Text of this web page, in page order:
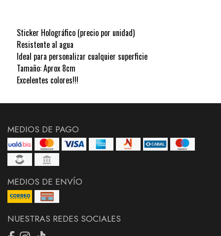
Sticker Holográfico (precio por unidad)
Resistente al agua
Ideal para personalizar cualquier superficie
Tamaño: Aprox 8cm
Excelentes colores!!!
MEDIOS DE PAGO
MEDIOS DE ENVÍO
NUESTRAS REDES SOCIALES